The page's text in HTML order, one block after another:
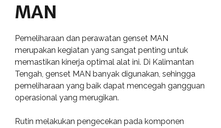
MAN
Pemeliharaan dan perawatan genset MAN
merupakan kegiatan yang sangat penting untuk
memastikan kinerja optimal alat ini. Di Kalimantan
Tengah, genset MAN banyak digunakan, sehingga
pemeliharaan yang baik dapat mencegah gangguan
operasional yang merugikan.
Rutin melakukan pengecekan pada komponen